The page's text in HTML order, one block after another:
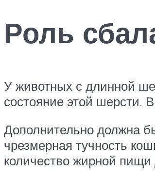
Роль
У животных с длинной
состояние этой шерсти.
Дополнительно должна
чрезмерная тучность
количество жирной